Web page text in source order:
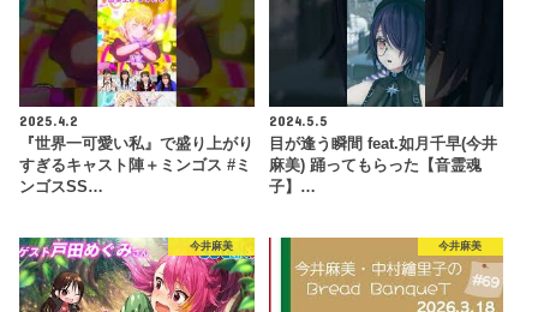
2025.4.2
『世界一可愛い私』で盛り上がり
すぎるキャスト陣＋ミンゴス #ミ
ンゴスSS…
2024.5.5
目が逢う瞬間 feat.如月千早(今井
麻美) 踊ってもらった【音霊魂
子】…
今井麻美 今井麻美